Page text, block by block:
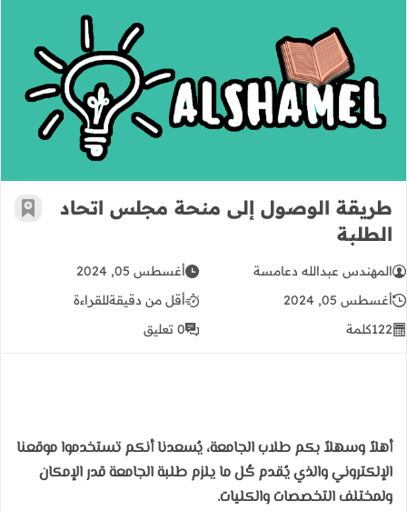
طريقة الوصول إلى منحة مجلس
طريقة الوصول إلى منحة مجلس اتحاد
الطلبة
أضف
المهندس عبدالله دعامسة
أغسطس 05, 2024
أغسطس 05, 2024
أقل من دقيقةللقراءة
122كلمة 0 تعليق
أهلاً وسهلاً بكم طلاب الجامعة، يُسعدنا أنكم تستخدموا موقعنا
الإلكتروني والذي يُقدم كُل ما يلزم طلبة الجامعة قدر الإمكان
ولمختلف التخصصاتوالكليات.